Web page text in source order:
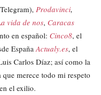
Prodavinci,
vida de nos, Caracas
en español: Cinco8, el
España Actualy.es, el
Carlos Díaz; así como la
merece todo mi respeto
el exilio.